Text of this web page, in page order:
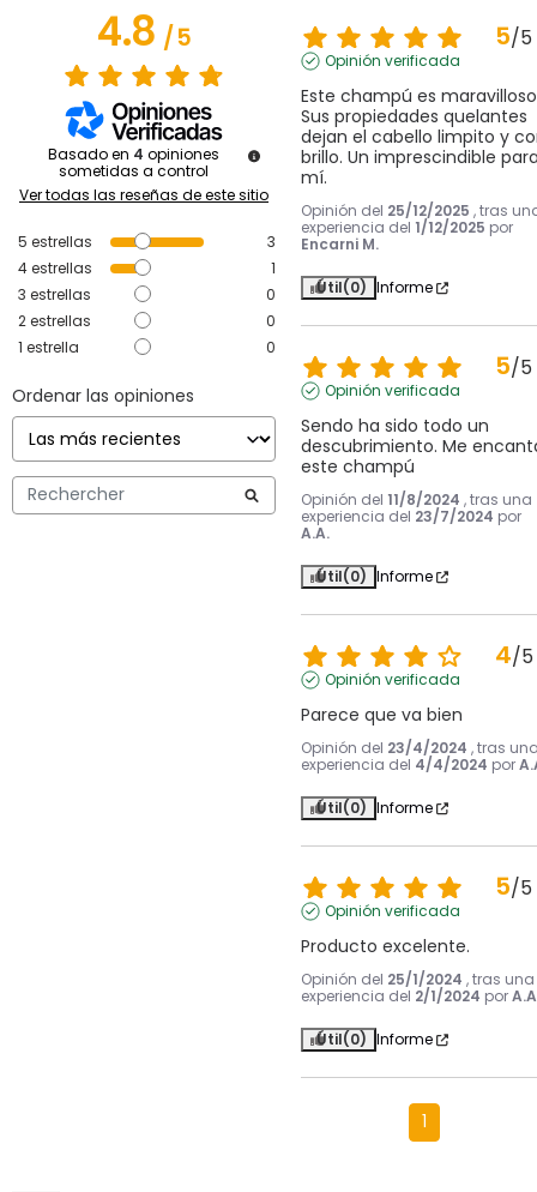
4.8/5
Basado en 4 opiniones
sometidas a control
Ver todas las reseñas de este sitio
5 estrellas
3
4estrellas
1
3 estrellas
0
2estrellas
0
1 estrella 0
Ordenar las opiniones
5/5
Opinión verificada
Este champú es
Sus propiedades quelantes
dejan el cabello limpito y
brillo. Un imprescindible
mí.
Opinión del 25/12/2025 , tras
experiencia del 1/12/2025 por
Encarni M.
Útil(0) Informe
5/5
Opinión verificada
Sendo ha sido todo un
descubrimiento. Me
este champú
Opinión del 11/8/2024 , tras una
experiencia del 23/7/2024 por
A.A.
Útil(0) Informe
4/5
Opinión verificada
Parece que va bien
Opinión del 23/4/2024 , tras
experiencia del 4/4/2024 por
Útil(0) Informe
5/5
Opinión verificada
Producto excelente.
Opinión del 25/1/2024 , tras una
experiencia del 2/1/2024 por
Útil(0) Informe
1